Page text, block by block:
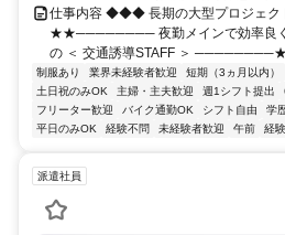
仕事内容 ◆◆◆ 長期の大型プロジェ
★★──────── 夜勤メインで効率良く
の ＜ 交通誘導STAFF ＞
制服あり 業界未経験者歓迎 短期（3ヵ月以内）
土日祝のみOK
主婦・主夫歓迎 週1シフト提出
フリーター歓迎
バイク通勤OK シフト自由 学
平日のみOK
経験不問 未経験者歓迎 午前 経
派遣社員